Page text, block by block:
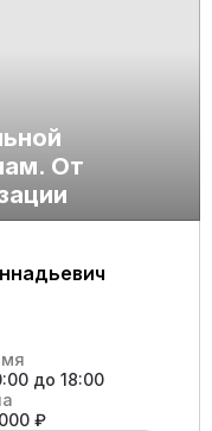
От
до 18:00
₽